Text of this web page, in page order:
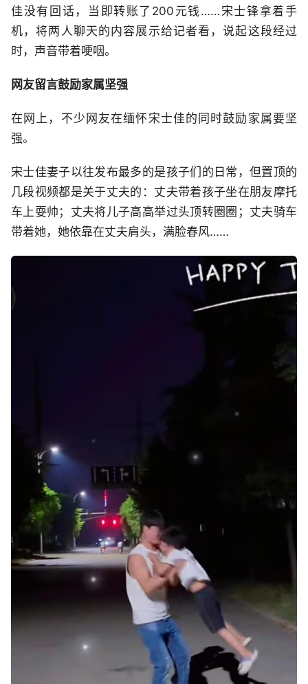
佳没有回话，当即转账了200元钱……宋士锋拿着手
机，将两人聊天的内容展示给记者看，说起这段经过
时，声音带着哽咽。
网友留言鼓励家属坚强
在网上，不少网友在缅怀宋士佳的同时鼓励家属要坚
强。
宋士佳妻子以往发布最多的是孩子们的日常，但置顶的
几段视频都是关于丈夫的：丈夫带着孩子坐在朋友摩托
车上耍帅；丈夫将儿子高高举过头顶转圈圈；丈夫骑车
带着她，她依靠在丈夫肩头，满脸春风……